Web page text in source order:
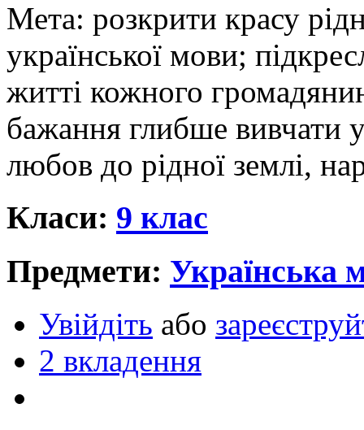
Мета: розкрити красу
української мови;
житті кожного
бажання глибше вивчати
любов до рідної землі,
Класи: 9 клас
Предмети: Українська
Увійдіть або
2 вкладення